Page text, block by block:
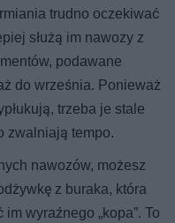
trudno oczekiwać
służą im nawozy z
podawane
do września. Ponieważ
trzeba je stale
zwalniają tempo.
nawozów, możesz
z buraka, która
wyraźnego „kopa”. To